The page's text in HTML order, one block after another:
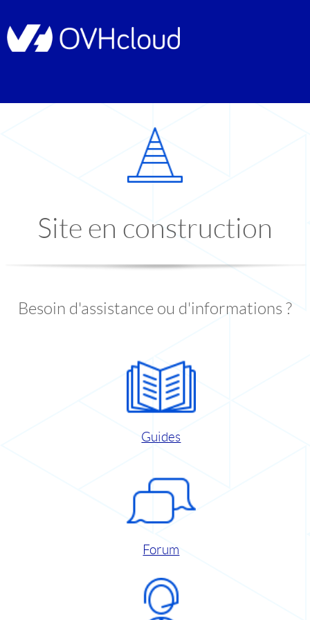
Site en construction
Besoin d'assistance ou d'informations ?
Guides
Forum